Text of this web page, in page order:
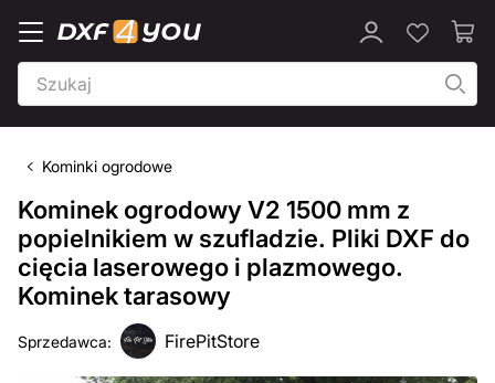
Kominki ogrodowe
Kominek ogrodowy V2 1500 mm z
popielnikiem w szufladzie. Pliki DXF do
cięcia laserowego i plazmowego.
Kominek tarasowy
Sprzedawca: FirePitStore